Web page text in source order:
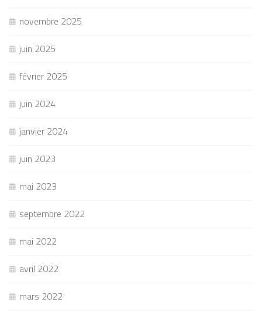
novembre 2025
juin 2025
février 2025
juin 2024
janvier 2024
juin 2023
mai 2023
septembre 2022
mai 2022
avril 2022
mars 2022